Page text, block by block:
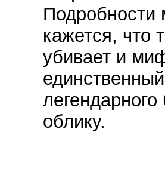
Подробности
кажется, что
убивает и
облику.